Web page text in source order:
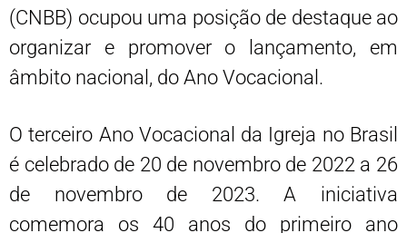
(CNBB) ocupou uma posição de destaque ao
organizar e promover o lançamento, em
âmbito nacional, do Ano Vocacional.
O terceiro Ano Vocacional da Igreja no Brasil
é celebrado de 20 de novembro de 2022 a 26
de novembro de 2023. A iniciativa
comemora os 40 anos do primeiro ano